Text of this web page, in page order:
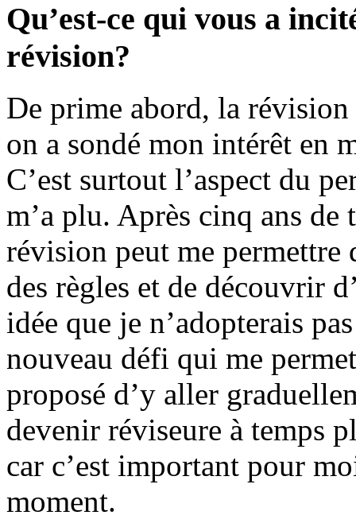
Qu’est-ce qui vous a
révision?
De prime abord, la
on a sondé mon intérêt en
C’est surtout l’aspect du
m’a plu. Après cinq ans
révision peut me permettre
des règles et de découvrir
idée que je n’adopterais
nouveau défi qui me
proposé d’y aller
devenir réviseure à temps
car c’est important pour
moment.